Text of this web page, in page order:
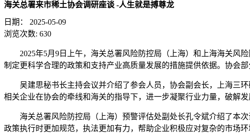
海关总署来市稀土协会调研座谈 -人生就是搏尊龙
日期：
2025-05-09
浏览次数: 630
2025年5月9日上午，海关总署风险防控局（上海）和上海海关风
制定更科学合理的政策和支持产业高质量发展的措施提供依据。协会部
吴建思秘书长主持会议并介绍了参会人员，协会副会长，上海三
相关企业在协会的牵线和海关的指导下，进一步凝聚行业力量，破解
海关总署风险防控局（上海）预警评估处副处长孔令斌介绍了本
政策执行时更加规范，执法更加有力，帮助企业积极应对复杂的市场